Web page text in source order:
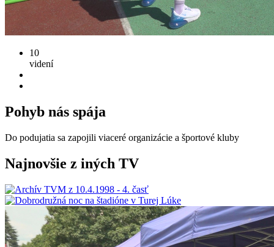
10
videní
Pohyb nás spája
Do podujatia sa zapojili viaceré organizácie a športové kluby
Najnovšie z iných TV